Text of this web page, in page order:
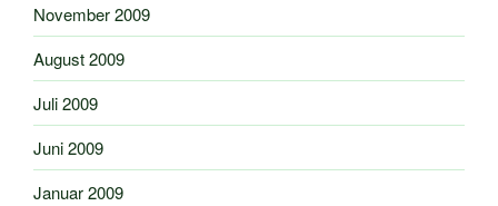
November 2009
August 2009
Juli 2009
Juni 2009
Januar 2009